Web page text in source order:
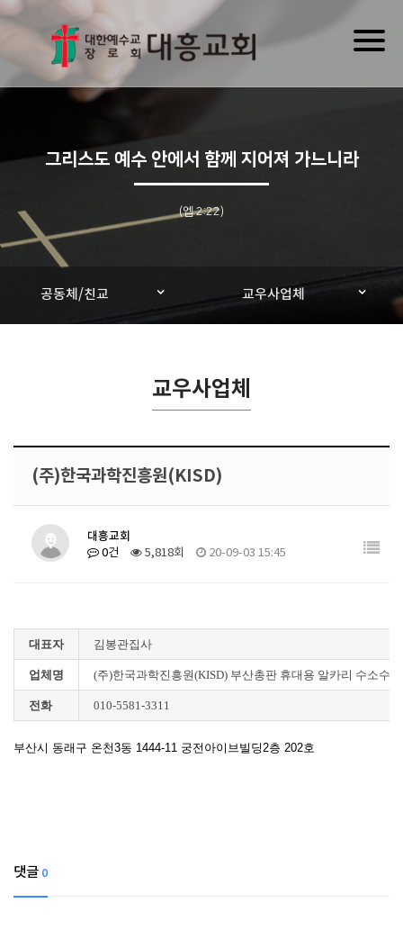
그리스도 예수 안에서 함께 지어져 가느니라
(엡 2:22)
공동체/친교 교우사업체
교우사업체
(주)한국과학진흥원(KISD)
대흥교회
0건 5,818회 20-09-03 15:45
대표자 김봉관집사
업체명 (주)한국과학진흥원(KISD) 부산총판 휴대용 알카리 수소수기
전화 010-5581-3311
부산시 동래구 온천3동 1444-11 궁전아이브빌딩2층 202호
댓글 0